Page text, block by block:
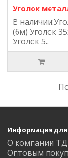
Уголок
В
(6м) Уголок
Уголок 5..
Информация для
О компании
Оптовым